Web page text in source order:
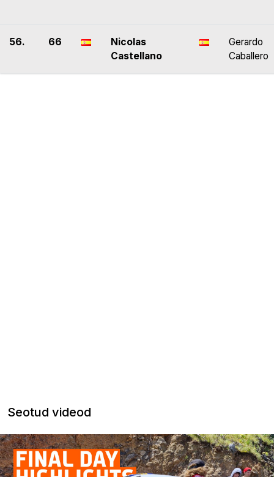
56. 66
Nicolas
Castellano
Gerardo
Caballero
Seotud videod